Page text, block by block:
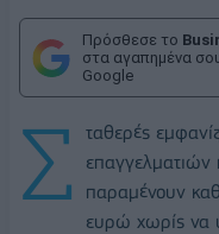
Πρόσθεσε το
στα αγαπημένα
Google
Σ
ταθερές
παραμένουν
ευρώ χωρίς να